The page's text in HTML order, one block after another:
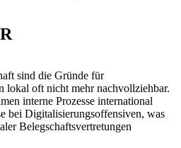
sind die Gründe für
lokal oft nicht mehr nachvollziehbar.
interne Prozesse international
bei Digitalisierungsoffensiven, was
Belegschaftsvertretungen